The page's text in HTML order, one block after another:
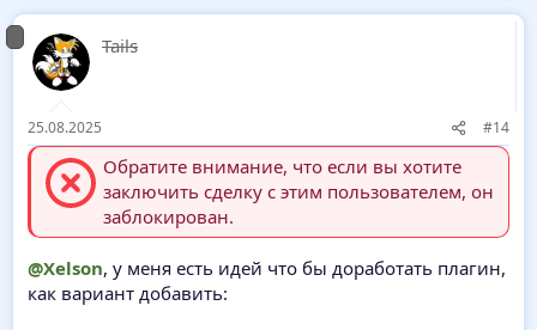
ц
и
и
Tails
25.08.2025 #14
Обратите внимание, что если вы хотите
заключить сделку с этим пользователем, он
заблокирован.
@Xelson, у меня есть идей что бы доработать плагин,
как вариант добавить: